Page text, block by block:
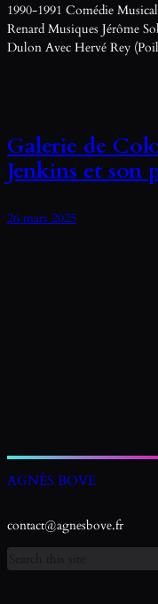
1990-1991 Comédie
Renard Musiques Jérôme
Dulon Avec Hervé Rey
Galerie de
Jenkins et son
26 mars 2025
AGNÈS BOVE
contact@agnesbove.fr
R
e
c